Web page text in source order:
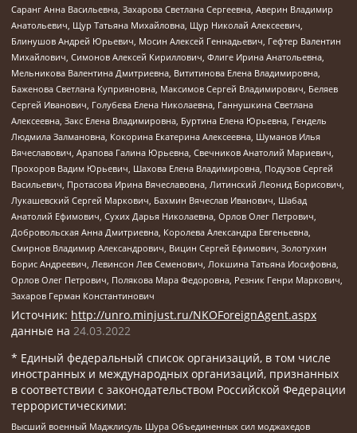
Саранг Анна Васильевна, Захарова Светлана Сергеевна, Аверин Владимир
Анатольевич, Щур Татьяна Михайловна, Щур Николай Алексеевич,
Блинушов Андрей Юрьевич, Мосин Алексей Геннадьевич, Гефтер Валентин
Михайлович, Симонов Алексей Кириллович, Флиге Ирина Анатольевна,
Мельникова Валентина Дмитриевна, Вититинова Елена Владимировна,
Баженова Светлана Куприяновна, Максимов Сергей Владимирович, Беляев
Сергей Иванович, Голубева Елена Николаевна, Ганнушкина Светлана
Алексеевна, Закс Елена Владимировна, Буртина Елена Юрьевна, Гендель
Людмила Залмановна, Кокорина Екатерина Алексеевна, Шуманов Илья
Вячеславович, Арапова Галина Юрьевна, Свечников Анатолий Мариевич,
Прохоров Вадим Юрьевич, Шахова Елена Владимировна, Подузов Сергей
Васильевич, Протасова Ирина Вячеславовна, Литинский Леонид Борисович,
Лукашевский Сергей Маркович, Бахмин Вячеслав Иванович, Шабад
Анатолий Ефимович, Сухих Дарья Николаевна, Орлов Олег Петрович,
Добровольская Анна Дмитриевна, Королева Александра Евгеньевна,
Смирнов Владимир Александрович, Вицин Сергей Ефимович, Золотухин
Борис Андреевич, Левинсон Лев Семенович, Локшина Татьяна Иосифовна,
Орлов Олег Петрович, Полякова Мара Федоровна, Резник Генри Маркович,
Захаров Герман Константинович
Источник: http://unro.minjust.ru/NKOForeignAgent.aspx
данные на 24.03.2022
* Единый федеральный список организаций, в том числе
иностранных и международных организаций, признанных
в соответствии с законодательством Российской Федерации
террористическими:
Высший военный Маджлисуль Шура Объединенных сил моджахедов